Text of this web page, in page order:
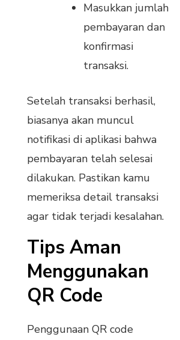
Masukkan jumlah
pembayaran dan
konfirmasi
transaksi.
Setelah transaksi berhasil,
biasanya akan muncul
notifikasi di aplikasi bahwa
pembayaran telah selesai
dilakukan. Pastikan kamu
memeriksa detail transaksi
agar tidak terjadi kesalahan.
Tips Aman
Menggunakan
QR Code
Penggunaan QR code